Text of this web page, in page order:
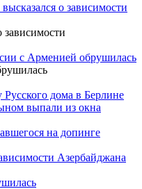
о зависимости
с Арменией обрушилась
Русского дома в Берлине
выпали из окна
на допинге
Азербайджана